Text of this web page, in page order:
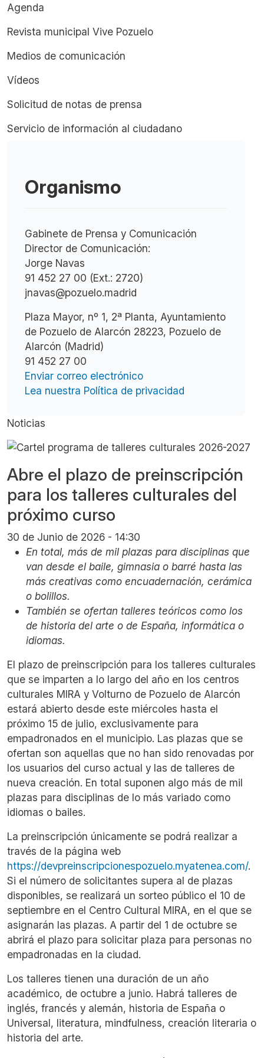
Agenda
Revista municipal Vive Pozuelo
Medios de comunicación
Vídeos
Solicitud de notas de prensa
Servicio de información al ciudadano
Organismo
Gabinete de Prensa y Comunicación
Director de Comunicación:
Jorge Navas
91 452 27 00 (Ext.: 2720)
jnavas@pozuelo.madrid
Plaza Mayor, nº 1, 2ª Planta, Ayuntamiento
de Pozuelo de Alarcón 28223, Pozuelo de
Alarcón (Madrid)
91 452 27 00
Enviar correo electrónico
Lea nuestra Política de privacidad
Noticias
Abre el plazo de preinscripción
para los talleres culturales del
próximo curso
30 de Junio de 2026 - 14:30
En total, más de mil plazas para disciplinas que
van desde el baile, gimnasia o barré hasta las
más creativas como encuadernación, cerámica
o bolillos.
También se ofertan talleres teóricos como los
de historia del arte o de España, informática o
idiomas.
El plazo de preinscripción para los talleres culturales
que se imparten a lo largo del año en los centros
culturales MIRA y Volturno de Pozuelo de Alarcón
estará abierto desde este miércoles hasta el
próximo 15 de julio, exclusivamente para
empadronados en el municipio. Las plazas que se
ofertan son aquellas que no han sido renovadas por
los usuarios del curso actual y las de talleres de
nueva creación. En total suponen algo más de mil
plazas para disciplinas de lo más variado como
idiomas o bailes.
La preinscripción únicamente se podrá realizar a
través de la página web
https://devpreinscripcionespozuelo.myatenea.com/.
Si el número de solicitantes supera al de plazas
disponibles, se realizará un sorteo público el 10 de
septiembre en el Centro Cultural MIRA, en el que se
asignarán las plazas. A partir del 1 de octubre se
abrirá el plazo para solicitar plaza para personas no
empadronadas en la ciudad.
Los talleres tienen una duración de un año
académico, de octubre a junio. Habrá talleres de
inglés, francés y alemán, historia de España o
Universal, literatura, mindfulness, creación literaria o
historia del arte.